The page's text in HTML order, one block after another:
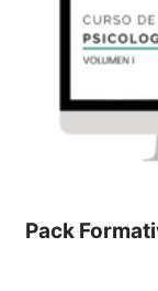
Pack